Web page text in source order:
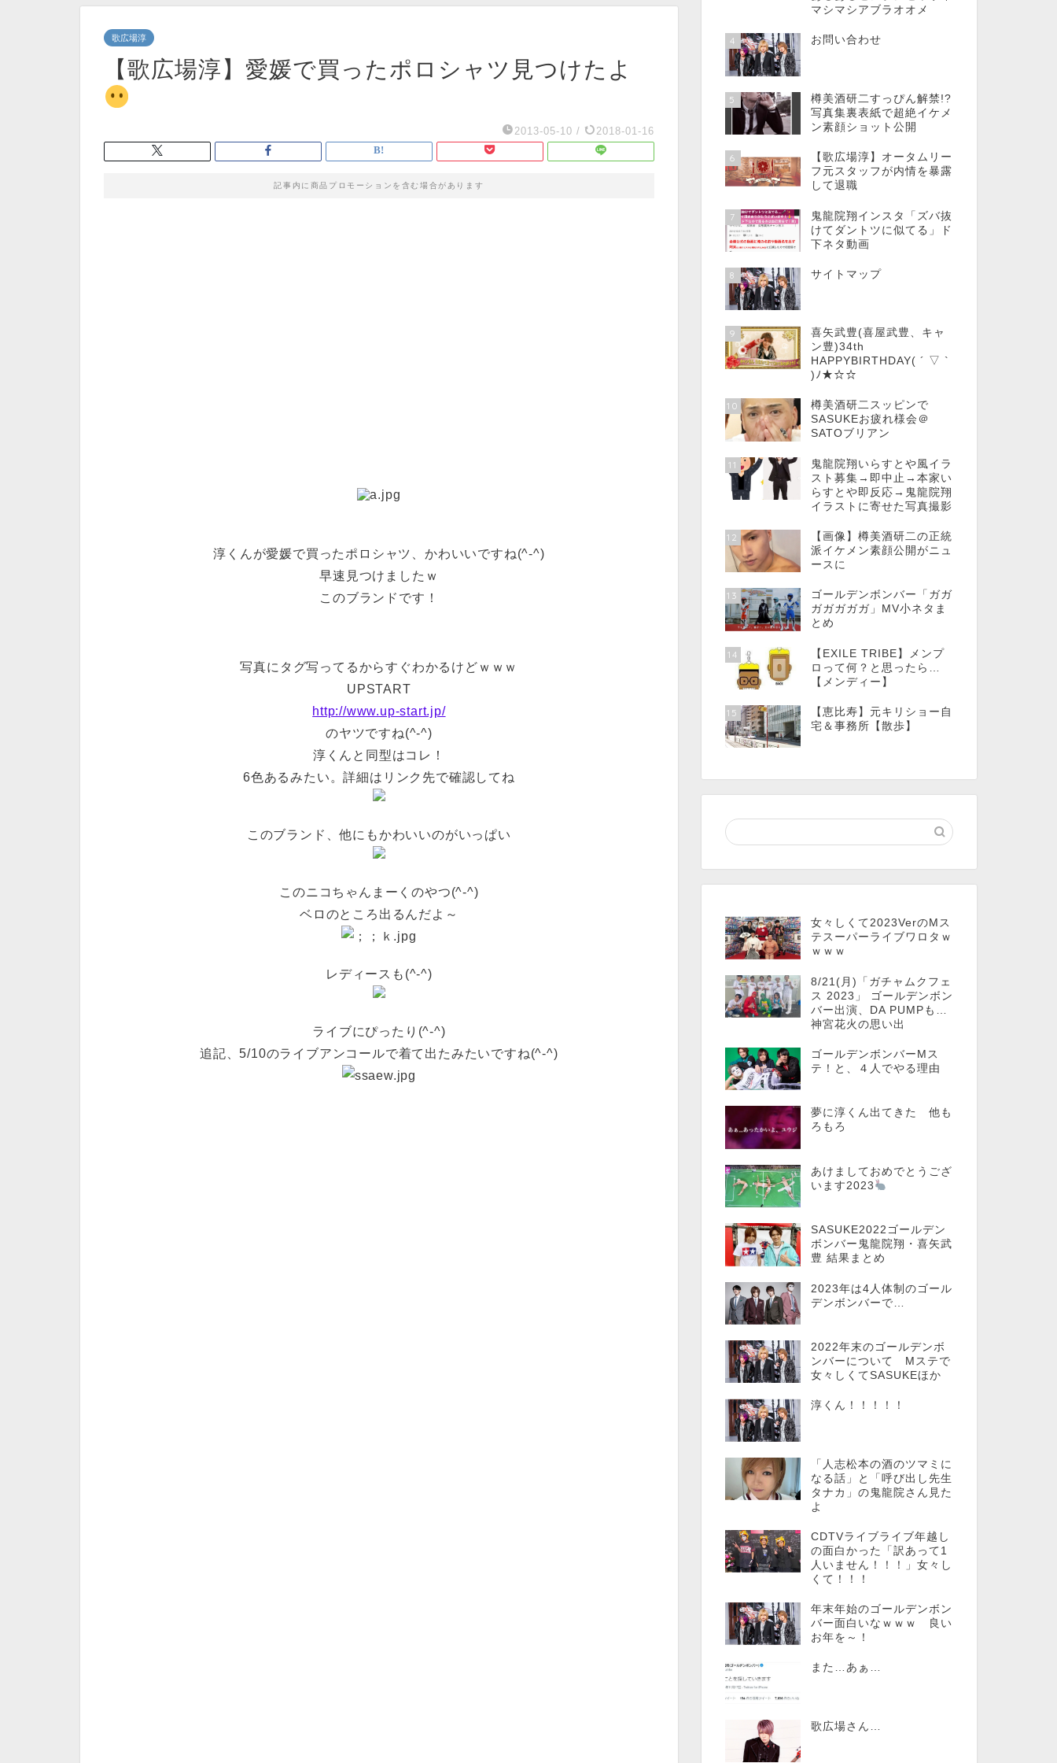
歌広場淳
【歌広場淳】愛媛で買ったポロシャツ見つけたよ
2013-05-10 / 2018-01-16
記事内に商品プロモーションを含む場合があります
淳くんが愛媛で買ったポロシャツ、かわいいですね(^-^)
早速見つけましたｗ
このブランドです！
写真にタグ写ってるからすぐわかるけどｗｗｗ
UPSTART
http://www.up-start.jp/
のヤツですね(^-^)
淳くんと同型はコレ！
6色あるみたい。詳細はリンク先で確認してね
このブランド、他にもかわいいのがいっぱい
このニコちゃんまーくのやつ(^-^)
ベロのところ出るんだよ～
レディースも(^-^)
ライブにぴったり(^-^)
追記、5/10のライブアンコールで着て出たみたいですね(^-^)
マシマシアブラオオメ
4 お問い合わせ
5
樽美酒研二すっぴん解禁!?
写真集裏表紙で超絶イケメ
ン素顔ショット公開
6
【歌広場淳】オータムリー
フ元スタッフが内情を暴露
して退職
7
鬼龍院翔インスタ「ズバ抜
けてダントツに似てる」ド
下ネタ動画
8 サイトマップ
9
喜矢武豊(喜屋武豊、キャ
ン豊)34th
HAPPYBIRTHDAY( ´ ▽ `
)ﾉ★☆☆
10
樽美酒研二スッピンで
SASUKEお疲れ様会＠
SATOブリアン
11
鬼龍院翔いらすとや風イラ
スト募集→即中止→本家い
らすとや即反応→鬼龍院翔
イラストに寄せた写真撮影
12
【画像】樽美酒研二の正統
派イケメン素顔公開がニュ
ースに
13
ゴールデンボンバー「ガガ
ガガガガガ」MV小ネタま
とめ
14
【EXILE TRIBE】メンプ
ロって何？と思ったら…
【メンディー】
15
【恵比寿】元キリショー自
宅＆事務所【散歩】
女々しくて2023VerのMス
テスーパーライブワロタｗ
ｗｗｗ
8/21(月)「ガチャムクフェ
ス 2023」 ゴールデンボン
バー出演、DA PUMPも…
神宮花火の思い出
ゴールデンボンバーMス
テ！と、４人でやる理由
夢に淳くん出てきた 他も
ろもろ
あけましておめでとうござ
います2023
SASUKE2022ゴールデン
ボンバー鬼龍院翔・喜矢武
豊 結果まとめ
2023年は4人体制のゴール
デンボンバーで…
2022年末のゴールデンボ
ンバーについて Mステで
女々しくてSASUKEほか
淳くん！！！！！
「人志松本の酒のツマミに
なる話」と「呼び出し先生
タナカ」の鬼龍院さん見た
よ
CDTVライブライブ年越し
の面白かった「訳あって1
人いません！！！」女々し
くて！！！
年末年始のゴールデンボン
バー面白いなｗｗｗ 良い
お年を～！
また…あぁ…
歌広場さん…